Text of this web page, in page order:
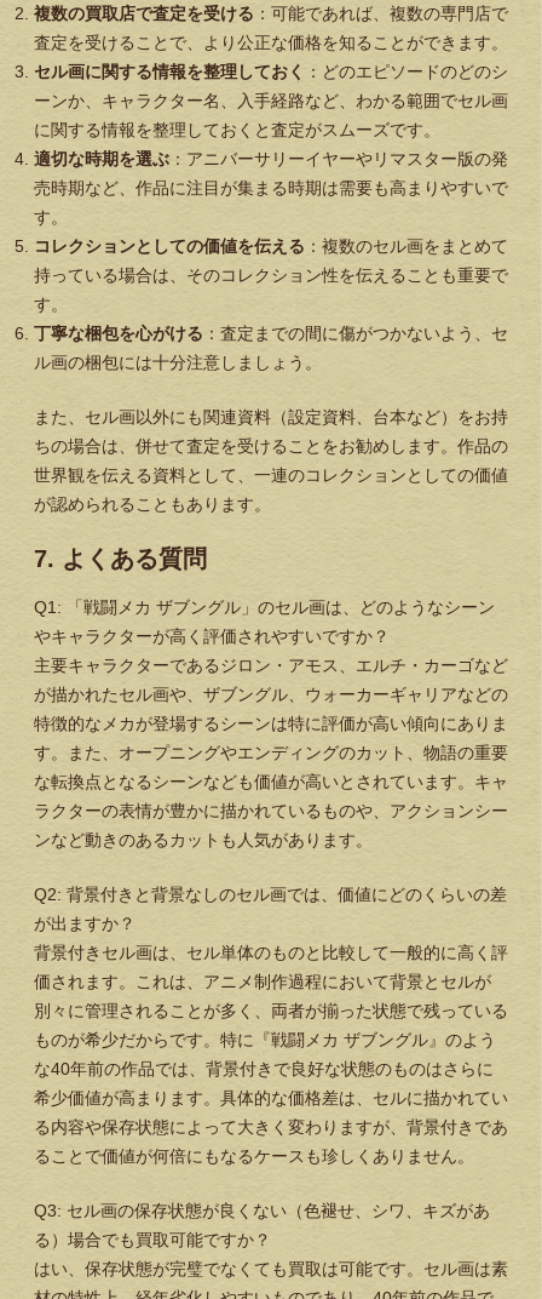
複数の買取店で査定を受ける ：可能であれば、複数の専門店で
査定を受けることで、より公正な価格を知ることができます。
セル画に関する情報を整理しておく
：どのエピソードのどのシ
ーンか、キャラクター名、入手経路など、わかる範囲でセル画
に関する情報を整理しておくと査定がスムーズです。
適切な時期を選ぶ ：アニバーサリーイヤーやリマスター版の発
売時期など、作品に注目が集まる時期は需要も高まりやすいで
す。
コレクションとしての価値を伝える ：複数のセル画をまとめて
持っている場合は、そのコレクション性を伝えることも重要で
す。
丁寧な梱包を心がける ：査定までの間に傷がつかないよう、セ
ル画の梱包には十分注意しましょう。
また、セル画以外にも関連資料（設定資料、台本など）をお持
ちの場合は、併せて査定を受けることをお勧めします。作品の
世界観を伝える資料として、一連のコレクションとしての価値
が認められることもあります。
7. よくある質問
Q1: 「戦闘メカ ザブングル」のセル画は、どのようなシーン
やキャラクターが高く評価されやすいですか？
主要キャラクターであるジロン・アモス、エルチ・カーゴなど
が描かれたセル画や、ザブングル、ウォーカーギャリアなどの
特徴的なメカが登場するシーンは特に評価が高い傾向にありま
す。また、オープニングやエンディングのカット、物語の重要
な転換点となるシーンなども価値が高いとされています。キャ
ラクターの表情が豊かに描かれているものや、アクションシー
ンなど動きのあるカットも人気があります。
Q2: 背景付きと背景なしのセル画では、価値にどのくらいの差
が出ますか？
背景付きセル画は、セル単体のものと比較して一般的に高く評
価されます。これは、アニメ制作過程において背景とセルが
別々に管理されることが多く、両者が揃った状態で残っている
ものが希少だからです。特に『戦闘メカ ザブングル』のよう
な40年前の作品では、背景付きで良好な状態のものはさらに
希少価値が高まります。具体的な価格差は、セルに描かれてい
る内容や保存状態によって大きく変わりますが、背景付きであ
ることで価値が何倍にもなるケースも珍しくありません。
Q3: セル画の保存状態が良くない（色褪せ、シワ、キズがあ
る）場合でも買取可能ですか？
はい、保存状態が完璧でなくても買取は可能です。セル画は素